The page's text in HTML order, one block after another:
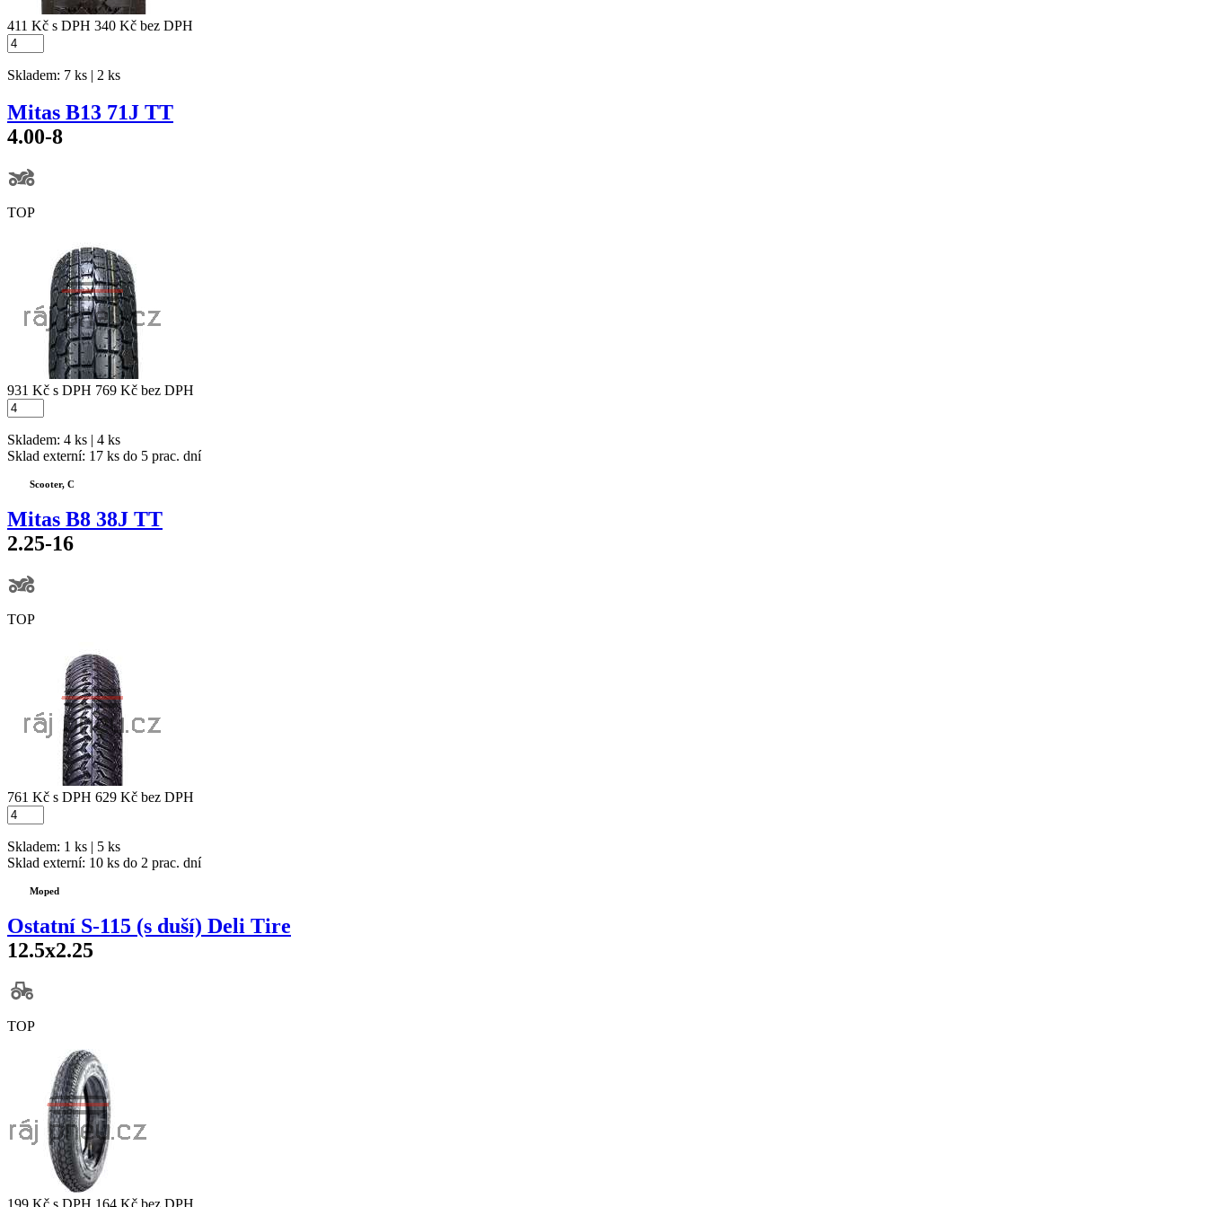
411 Kč s DPH 340 Kč bez DPH
Skladem: 7 ks | 2 ks
Mitas B13 71J TT
4.00-8
TOP
931 Kč s DPH 769 Kč bez DPH
Skladem: 4 ks | 4 ks
Sklad externí: 17 ks do 5 prac. dní
Scooter, C
Mitas B8 38J TT
2.25-16
TOP
761 Kč s DPH 629 Kč bez DPH
Skladem: 1 ks | 5 ks
Sklad externí: 10 ks do 2 prac. dní
Moped
Ostatní S-115 (s duší) Deli Tire
12.5x2.25
TOP
199 Kč s DPH 164 Kč bez DPH